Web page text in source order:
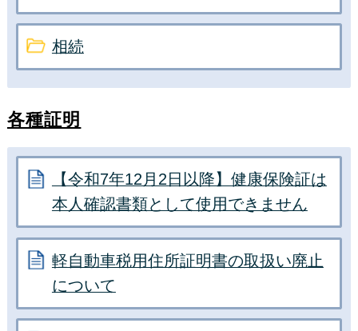
相続
各種証明
【令和7年12月2日以降】健康保険証は
本人確認書類として使用できません
軽自動車税用住所証明書の取扱い廃止
について